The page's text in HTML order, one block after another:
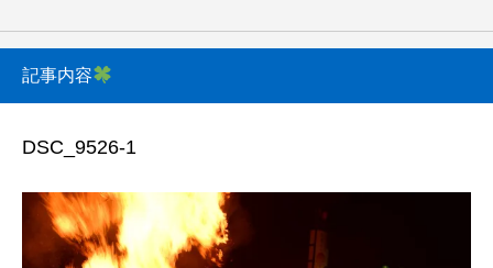
記事内容
DSC_9526-1